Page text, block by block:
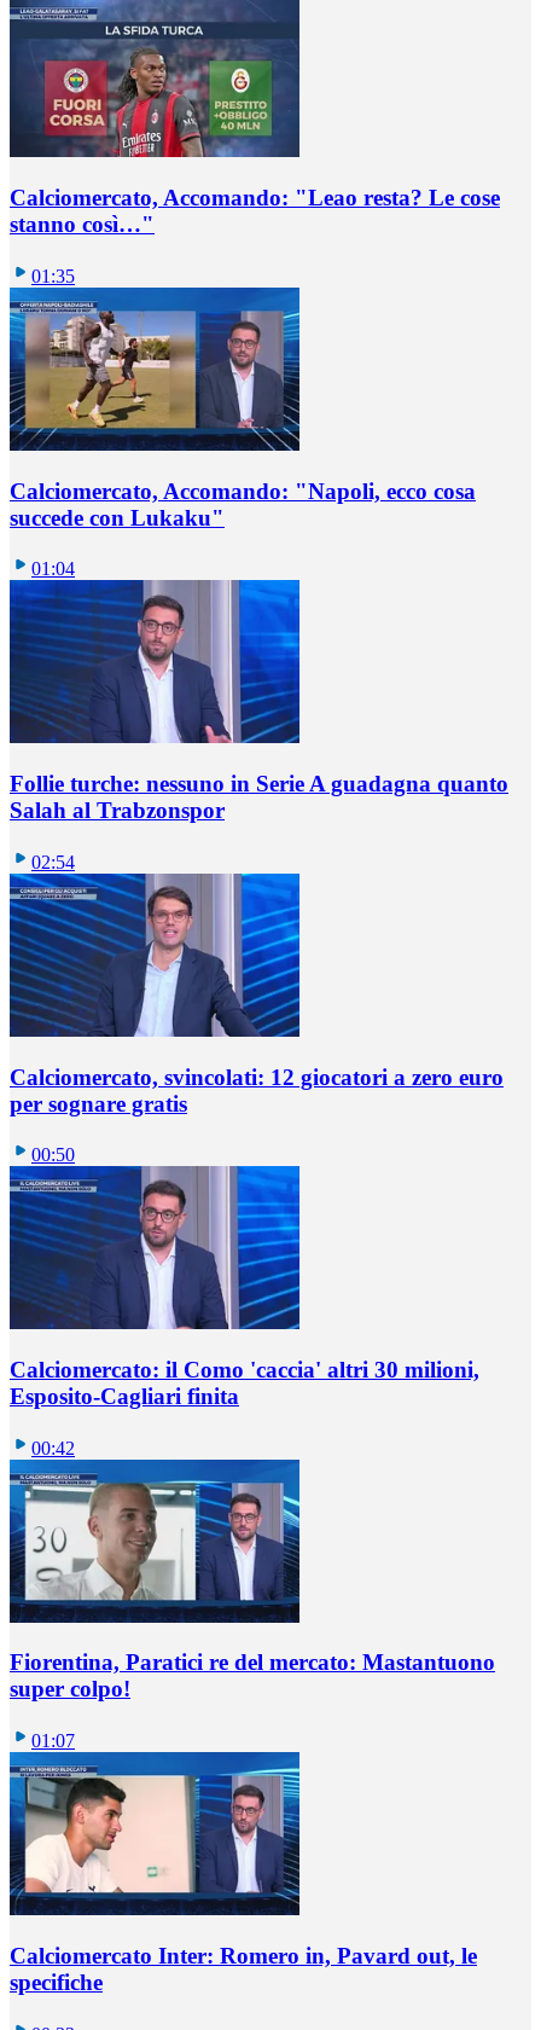
Calciomercato, Accomando: "Leao resta? Le cose
stanno così…"
01:35
Calciomercato, Accomando: "Napoli, ecco cosa
succede con Lukaku"
01:04
Follie turche: nessuno in Serie A guadagna quanto
Salah al Trabzonspor
02:54
Calciomercato, svincolati: 12 giocatori a zero euro
per sognare gratis
00:50
Calciomercato: il Como 'caccia' altri 30 milioni,
Esposito-Cagliari finita
00:42
Fiorentina, Paratici re del mercato: Mastantuono
super colpo!
01:07
Calciomercato Inter: Romero in, Pavard out, le
specifiche